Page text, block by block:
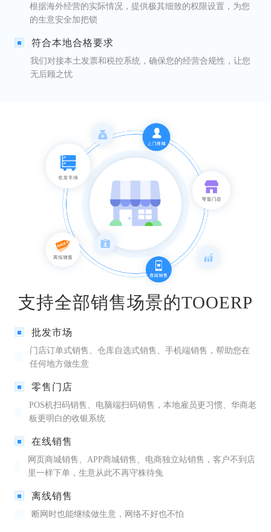
根据海外经营的实际情况，提供极其细致的权限设置，为您
的生意安全加把锁
符合本地合格要求
我们对接本土发票和税控系统，确保您的经营合规性，让您
无后顾之忧
支持全部销售场景的TOOERP
批发市场
门店订单式销售、仓库自选式销售、手机端销售，帮助您在
任何地方做生意
零售门店
POS机扫码销售、电脑端扫码销售，本地雇员更习惯、华商老
板更明白的收银系统
在线销售
网页商城销售、APP商城销售、电商独立站销售，客户不到店
里一样下单，生意从此不再守株待兔
离线销售
断网时也能继续做生意，网络不好也不怕